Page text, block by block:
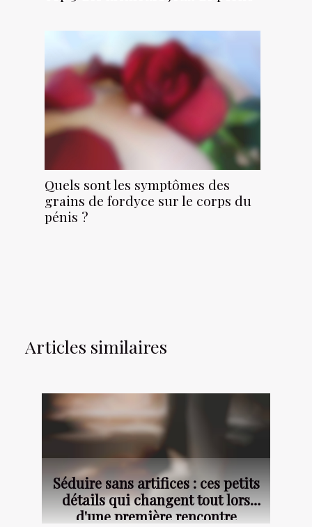
Quels sont les symptômes des
grains de fordyce sur le corps du
pénis ?
Articles similaires
Séduire sans artifices : ces petits
détails qui changent tout lors
d'une première rencontre